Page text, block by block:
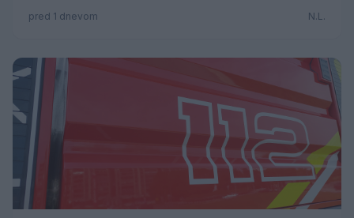
pred 1 dnevom N.L.